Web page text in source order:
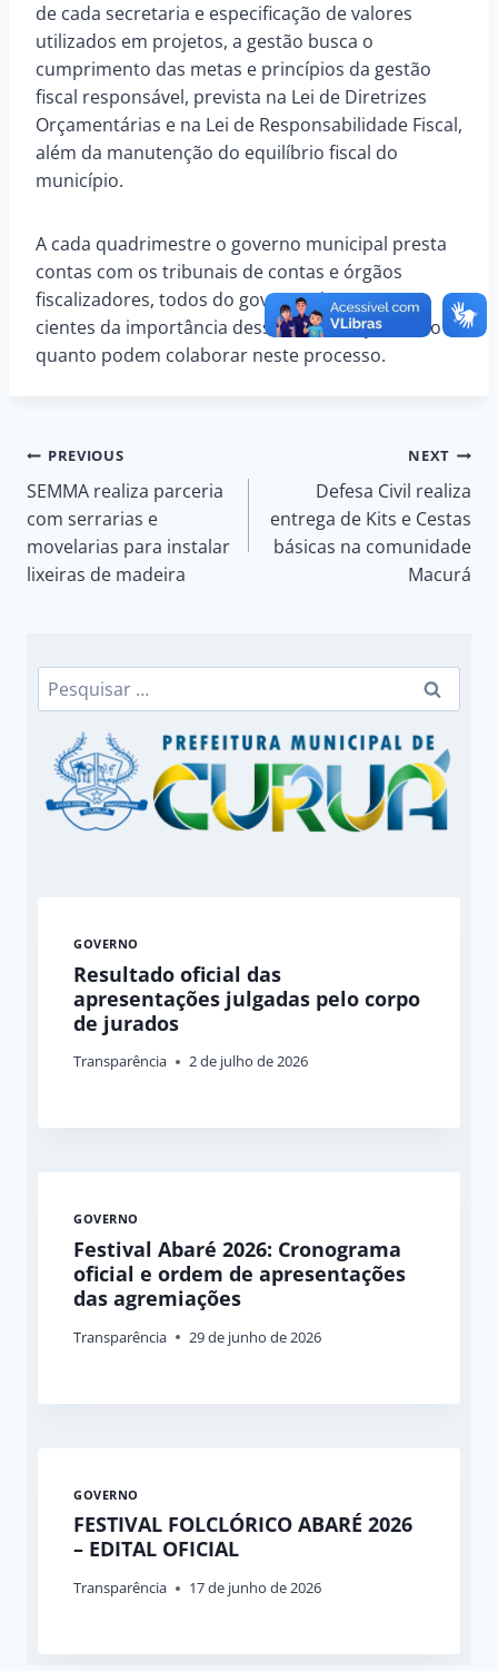
de cada secretaria e especificação de valores
utilizados em projetos, a gestão busca o
cumprimento das metas e princípios da gestão
fiscal responsável, prevista na Lei de Diretrizes
Orçamentárias e na Lei de Responsabilidade Fiscal,
além da manutenção do equilíbrio fiscal do
município.
A cada quadrimestre o governo municipal presta
contas com os tribunais de contas e órgãos
fiscalizadores, todos do governo devem estar
cientes da importância dessas informações e do
quanto podem colaborar neste processo.
Navegação
de
Post
PREVIOUS
SEMMA realiza parceria
com serrarias e
movelarias para instalar
lixeiras de madeira
NEXT
Defesa Civil realiza
entrega de Kits e Cestas
básicas na comunidade
Macurá
Pesquisar
por:
GOVERNO
Resultado oficial das
apresentações julgadas pelo corpo
de jurados
Transparência 2 de julho de 2026
GOVERNO
Festival Abaré 2026: Cronograma
oficial e ordem de apresentações
das agremiações
Transparência 29 de junho de 2026
GOVERNO
FESTIVAL FOLCLÓRICO ABARÉ 2026
– EDITAL OFICIAL
Transparência 17 de junho de 2026